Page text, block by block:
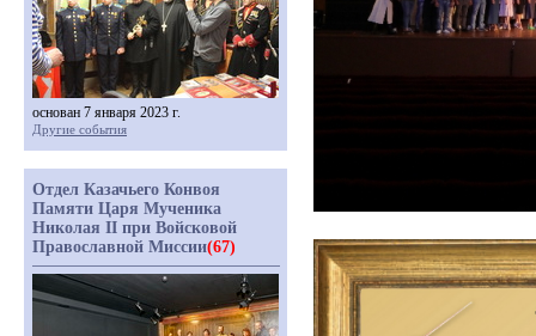
основан 7 января 2023 г.
Другие события
Отдел Казачьего Конвоя
Памяти Царя Мученика
Николая II при Войсковой
Православной Миссии(67)